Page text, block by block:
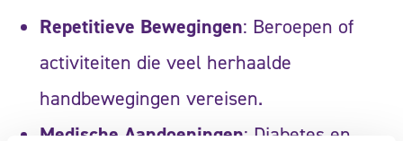
Repetitieve Bewegingen: Beroepen of
activiteiten die veel herhaalde
handbewegingen vereisen.
Medische Aandoeningen: Diabetes en